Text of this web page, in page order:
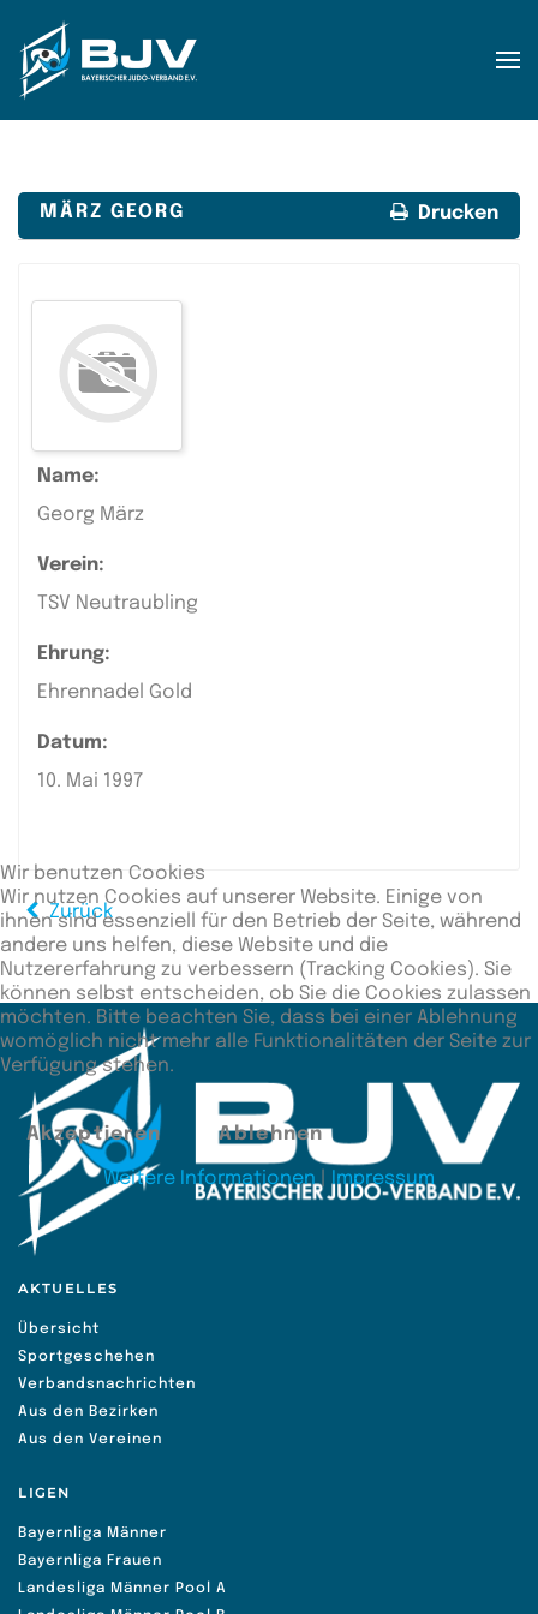
Zum Hauptinhalt springen
Drucken
MÄRZ GEORG
Name:
Georg März
Verein:
TSV Neutraubling
Ehrung:
Ehrennadel Gold
Datum:
10. Mai 1997
Zurück
AKTUELLES
Übersicht
Sportgeschehen
Verbandsnachrichten
Aus den Bezirken
Aus den Vereinen
LIGEN
Bayernliga Männer
Bayernliga Frauen
Landesliga Männer Pool A
Wir benutzen Cookies
Wir nutzen Cookies auf unserer Website. Einige von
ihnen sind essenziell für den Betrieb der Seite, während
andere uns helfen, diese Website und die
Nutzererfahrung zu verbessern (Tracking Cookies). Sie
können selbst entscheiden, ob Sie die Cookies zulassen
möchten. Bitte beachten Sie, dass bei einer Ablehnung
womöglich nicht mehr alle Funktionalitäten der Seite zur
Verfügung stehen.
Akzeptieren Ablehnen
Weitere Informationen| Impressum